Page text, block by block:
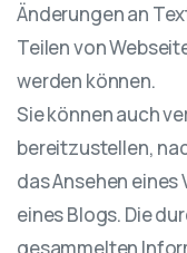
Änderungen an
Teilen von
werden können.
Sie können auch
bereitzustellen,
das Ansehen
eines Blogs. Die